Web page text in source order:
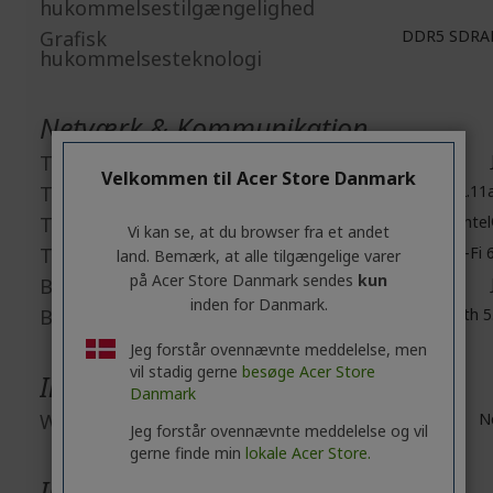
hukommelsestilgængelighed
Grafisk
hukommelsesteknologi
DDR5
Netværk & Kommunikation
Trådløs LAN
Trådløs LAN-standard IEEE
Trådløs LAN-producent
Trådløs LAN-model Wireless Wi-Fi
Bluetooth
Bluetooth-standard Bluetooth
Indbyggede enheder
Webcam
Velkommen til Acer Store Danmark
Vi kan se, at du browser fra et andet
land. Bemærk, at alle tilgængelige varer
på Acer Store Danmark sendes kun
inden for Danmark.
Jeg forstår ovennævnte meddelelse, men
vil stadig gerne besøge Acer Store
Danmark
Jeg forstår ovennævnte meddelelse og vil
gerne finde min lokale Acer Store.